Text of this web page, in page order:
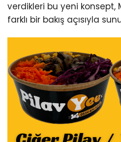
verdikleri bu yeni konsept,
farklı bir bakış açısıyla